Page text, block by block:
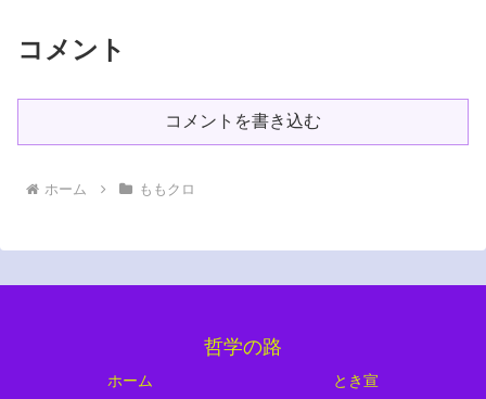
コメント
コメントを書き込む
ホーム ももクロ
哲学の路
ホーム
とき宣